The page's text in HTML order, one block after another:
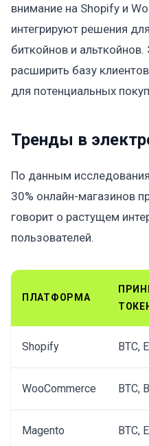
внимание на Shopify и
интегрируют решения
биткойнов и
расширить базу
для потенциальных
Тренды в
По данным
30% онлайн-магазинов
говорит о растущем
пользователей.
ПЛАТФОРМА
Shopify BTC,
WooCommerce BTC,
Magento BTC,